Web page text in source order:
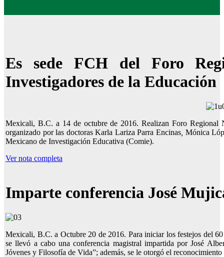
Es sede FCH del Foro
Investigadores de la Educación
Mexicali, B.C. a 14 de octubre de 2016. Realizan Foro Regional
organizado por las doctoras Karla Lariza Parra Encinas Mónica
Mexicano de Investigación Educativa (Comie).
Ver nota completa
Imparte conferencia José
Mexicali, B.C. a Octubre 20 de 2016. Para iniciar los festejos del
se llevó a cabo una conferencia magistral impartida por José
Jóvenes y Filosofía de Vida”; además, se le otorgó el